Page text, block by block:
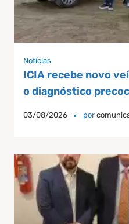
Notícias
ICIA recebe novo
o diagnóstico
03/08/2026 por